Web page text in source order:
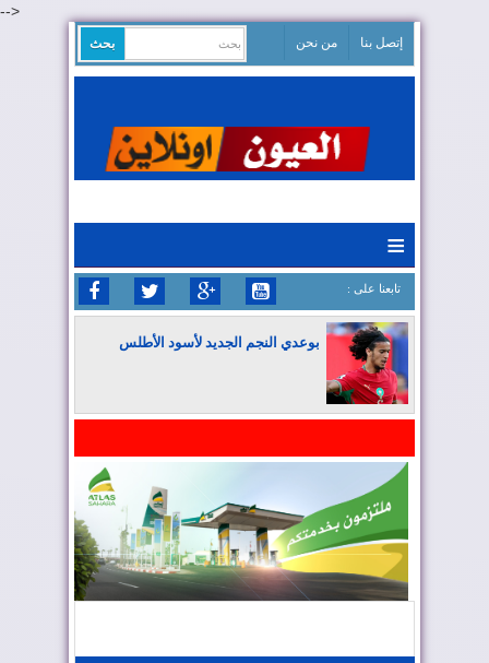
-->
إتصل بنا من نحن
≡
: تابعنا على
بوعدي النجم الجديد لأسود الأطلس
المغرب يعزز موقعه في صناعة الطيران